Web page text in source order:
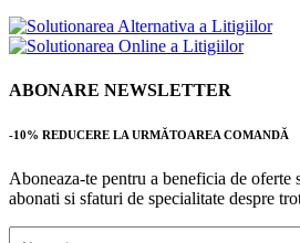
ABONARE NEWSLETTER
-10% REDUCERE LA URMĂTOAREA COMANDĂ
Aboneaza-te pentru a beneficia de oferte
abonati si sfaturi de specialitate despre